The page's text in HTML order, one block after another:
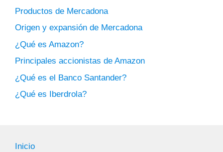
Productos de Mercadona
Origen y expansión de Mercadona
¿Qué es Amazon?
Principales accionistas de Amazon
¿Qué es el Banco Santander?
¿Qué es Iberdrola?
Inicio